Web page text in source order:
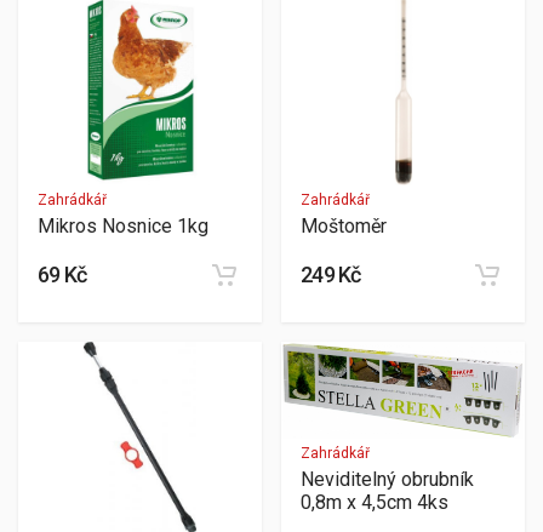
Zahrádkář
Mikros Nosnice 1kg
69 Kč
Zahrádkář
Moštoměr
249 Kč
Zahrádkář
Neviditelný obrubník
0,8m x 4,5cm 4ks